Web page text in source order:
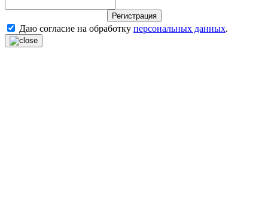
Регистрация
Даю согласие на обработку персональных данных.